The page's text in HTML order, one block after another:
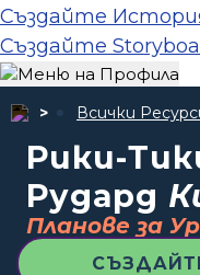
Създайте
Създайте
Всички
Рики-
Рудард
Планове за
СЪЗДАЙТЕ